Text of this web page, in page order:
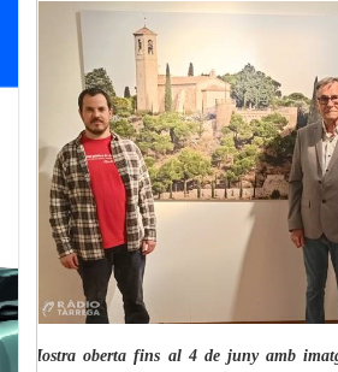
Mostra oberta fins al 4 de juny amb